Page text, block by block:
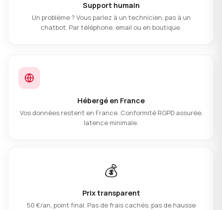
Support humain
Un problème ? Vous parlez à un technicien, pas à un
chatbot. Par téléphone, email ou en boutique.
Hébergé en France
Vos données restent en France. Conformité RGPD assurée,
latence minimale.
💰
Prix transparent
50 €/an, point final. Pas de frais cachés, pas de hausse